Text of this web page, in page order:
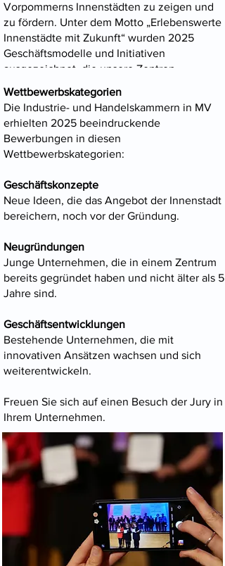
Vorpommerns Innenstädten zu zeigen und
zu fördern. Unter dem Motto „Erlebenswerte
Innenstädte mit Zukunft“ wurden 2025
Geschäftsmodelle und Initiativen
ausgezeichnet, die unsere Zentren
der Zentren beitragen.​
Wettbewerbskategorien
Die Industrie- und Handelskammern in MV
erhielten 2025 beeindruckende
Bewerbungen in diesen
Wettbewerbskategorien:
Geschäftskonzepte
Neue Ideen, die das Angebot der Innenstadt
bereichern, noch vor der Gründung.
Neugründungen
Junge Unternehmen, die in einem Zentrum
bereits gegründet haben und nicht älter als 5
Jahre sind.
Geschäftsentwicklungen
Bestehende Unternehmen, die mit
innovativen Ansätzen wachsen und sich
weiterentwickeln.
Freuen Sie sich auf einen Besuch der Jury in
Ihrem Unternehmen.